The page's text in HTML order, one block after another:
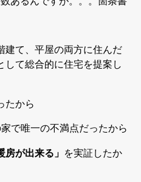
建て、平屋の両方に住んだ
して総合的に住宅を提案し
たから
で唯一の不満点だったから
房が出来る」 を実証したか